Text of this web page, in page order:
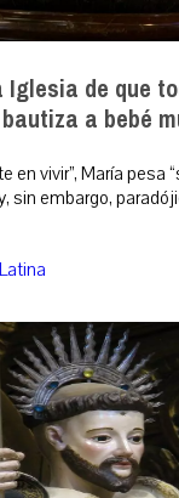
Iglesia de que
a bebé
en vivir”, María pesa
sin embargo,